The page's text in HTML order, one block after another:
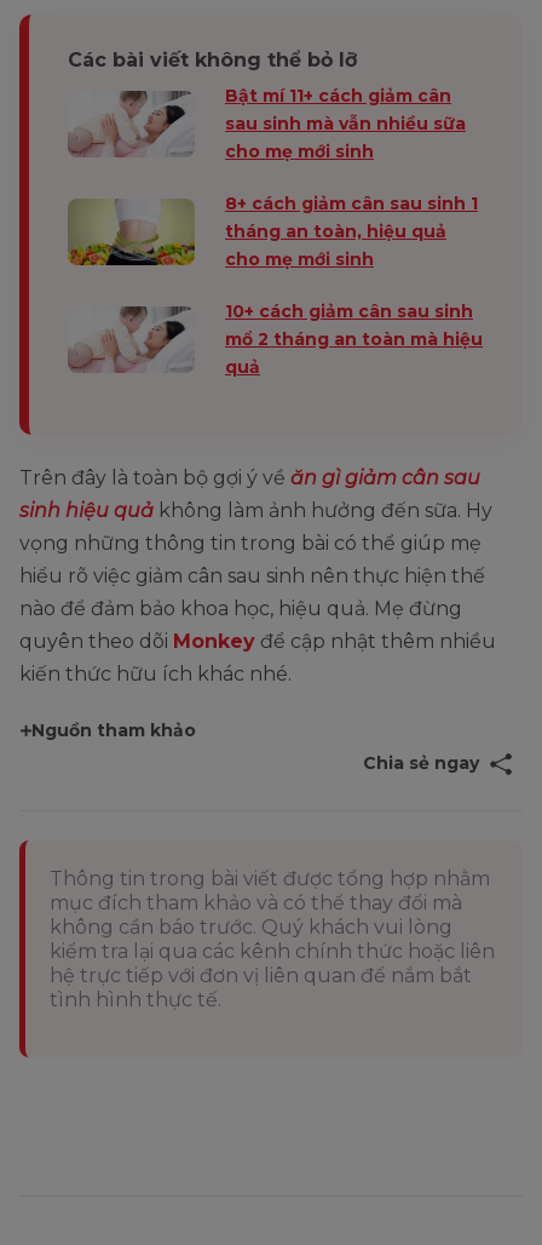
Các bài viết không thể bỏ lỡ
Bật mí 11+ cách giảm cân
sau sinh mà vẫn nhiều sữa
cho mẹ mới sinh
8+ cách giảm cân sau sinh 1
tháng an toàn, hiệu quả
cho mẹ mới sinh
10+ cách giảm cân sau sinh
mổ 2 tháng an toàn mà hiệu
quả
Trên đây là toàn bộ gợi ý về ăn gì giảm cân sau
sinh hiệu quả không làm ảnh hưởng đến sữa. Hy
vọng những thông tin trong bài có thể giúp mẹ
hiểu rõ việc giảm cân sau sinh nên thực hiện thế
nào để đảm bảo khoa học, hiệu quả. Mẹ đừng
quyên theo dõi Monkey để cập nhật thêm nhiều
kiến thức hữu ích khác nhé.
Nguồn tham khảo
Chia sẻ ngay
Thông tin trong bài viết được tổng hợp nhằm
mục đích tham khảo và có thể thay đổi mà
không cần báo trước. Quý khách vui lòng
kiểm tra lại qua các kênh chính thức hoặc liên
hệ trực tiếp với đơn vị liên quan để nắm bắt
tình hình thực tế.